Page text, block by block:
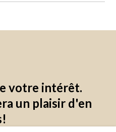
sont
votre intérêt.
un plaisir d'en